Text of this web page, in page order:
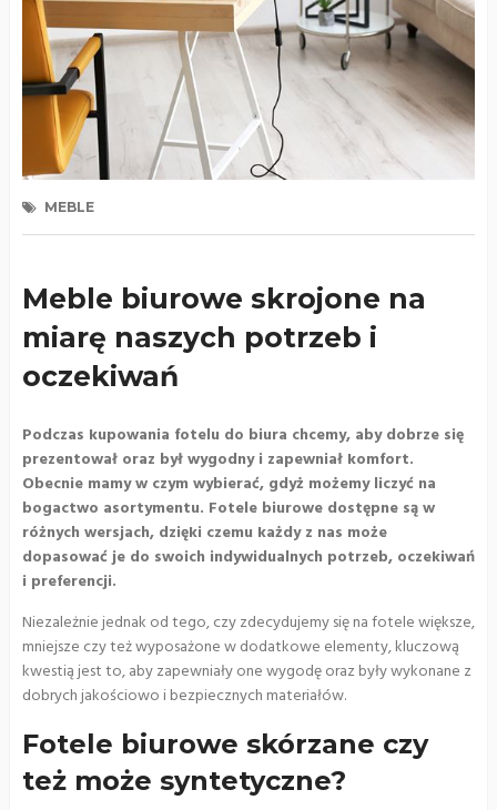
MEBLE
Meble biurowe skrojone na
miarę naszych potrzeb i
oczekiwań
Podczas kupowania fotelu do biura chcemy, aby dobrze się
prezentował oraz był wygodny i zapewniał komfort.
Obecnie mamy w czym wybierać, gdyż możemy liczyć na
bogactwo asortymentu. Fotele biurowe dostępne są w
różnych wersjach, dzięki czemu każdy z nas może
dopasować je do swoich indywidualnych potrzeb, oczekiwań
i preferencji.
Niezależnie jednak od tego, czy zdecydujemy się na fotele większe,
mniejsze czy też wyposażone w dodatkowe elementy, kluczową
kwestią jest to, aby zapewniały one wygodę oraz były wykonane z
dobrych jakościowo i bezpiecznych materiałów.
Fotele biurowe skórzane czy
też może syntetyczne?